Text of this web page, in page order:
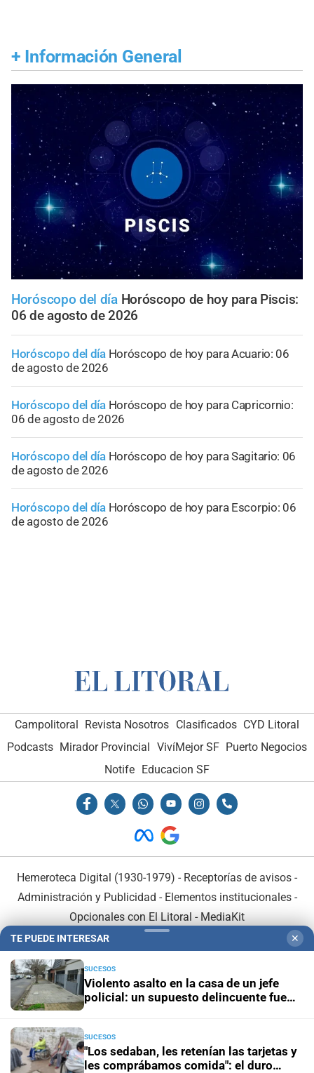
+ Información General
Horóscopo del día Horóscopo de hoy para Piscis:
06 de agosto de 2026
Horóscopo del día Horóscopo de hoy para Acuario: 06
de agosto de 2026
Horóscopo del día Horóscopo de hoy para Capricornio:
06 de agosto de 2026
Horóscopo del día Horóscopo de hoy para Sagitario: 06
de agosto de 2026
Horóscopo del día Horóscopo de hoy para Escorpio: 06
de agosto de 2026
Campolitoral Revista Nosotros Clasificados CYD Litoral
Podcasts Mirador Provincial VivíMejor SF Puerto Negocios
Notife Educacion SF
Hemeroteca Digital (1930-1979) - Receptorías de avisos -
Administración y Publicidad - Elementos institucionales-
Opcionales con El Litoral - MediaKit
En Asociación con:
TE PUEDE INTERESAR ✕
SUCESOS
Violento asalto en la casa de un jefe
policial: un supuesto delincuente fue
SUCESOS
"Los sedaban, les retenían las tarjetas y
les comprábamos comida": el duro